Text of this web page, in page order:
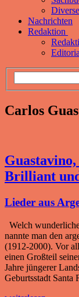
Nachrichten
Redaktion
Carlos
Brilliant
Lieder aus
Welch
nannte man den
(1912-2000). Vor
einen Großteil
Jahre jüngerer
Geburtsstadt